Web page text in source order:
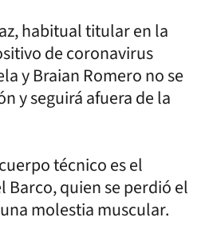
habitual titular en la
de coronavirus
y Braian Romero no se
y seguirá afuera de la
técnico es el
Barco, quien se perdió el
molestia muscular.